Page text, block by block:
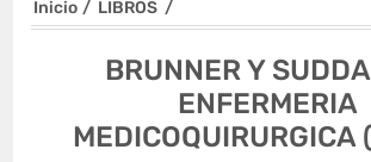
Inicio / LIBROS /
BRUNNER Y
ENFERMERIA
MEDICOQUIRURGICA